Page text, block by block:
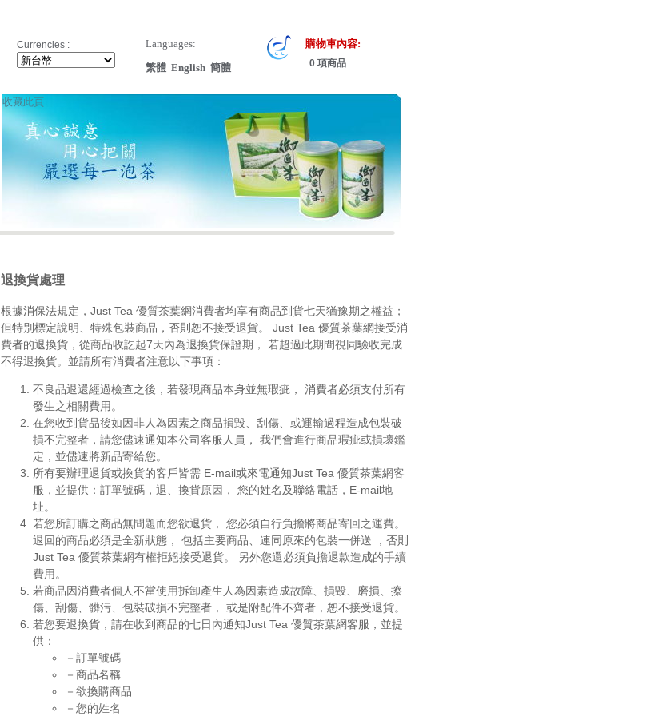
Currencies :
Languages:
繁體 English 簡體
購物車內容:
0 項商品
收藏此頁
退換貨處理
根據消保法規定，Just Tea 優質茶葉網消費者均享有商品到貨七天猶豫期之權益；
但特別標定說明、特殊包裝商品，否則恕不接受退貨。 Just Tea 優質茶葉網接受消
費者的退換貨，從商品收訖起7天內為退換貨保證期， 若超過此期間視同驗收完成
不得退換貨。並請所有消費者注意以下事項：
不良品退還經過檢查之後，若發現商品本身並無瑕疵， 消費者必須支付所有
發生之相關費用。
在您收到貨品後如因非人為因素之商品損毀、刮傷、或運輸過程造成包裝破
損不完整者，請您儘速通知本公司客服人員， 我們會進行商品瑕疵或損壞鑑
定，並儘速將新品寄給您。
所有要辦理退貨或換貨的客戶皆需 E-mail或來電通知Just Tea 優質茶葉網客
服，並提供：訂單號碼，退、換貨原因， 您的姓名及聯絡電話，E-mail地
址。
若您所訂購之商品無問題而您欲退貨， 您必須自行負擔將商品寄回之運費。
退回的商品必須是全新狀態， 包括主要商品、連同原來的包裝一併送 ，否則
Just Tea 優質茶葉網有權拒絕接受退貨。 另外您還必須負擔退款造成的手續
費用。
若商品因消費者個人不當使用拆卸產生人為因素造成故障、損毀、磨損、擦
傷、刮傷、髒污、包裝破損不完整者， 或是附配件不齊者，恕不接受退貨。
若您要退換貨，請在收到商品的七日內通知Just Tea 優質茶葉網客服，並提
供：
－訂單號碼
－商品名稱
－欲換購商品
－您的姓名